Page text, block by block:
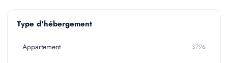
Type d'hébergement
Appartement 3796